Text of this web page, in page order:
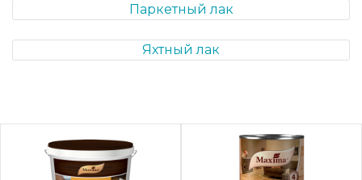
Паркетный лак
Яхтный лак